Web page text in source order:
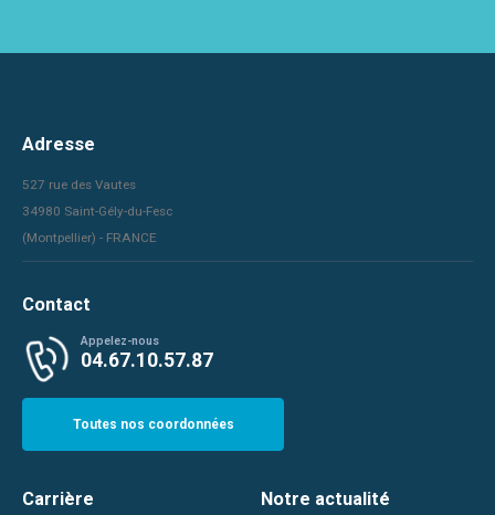
Adresse
527 rue des Vautes
34980 Saint-Gély-du-Fesc
(Montpellier) - FRANCE
Contact
Appelez-nous
04.67.10.57.87
Toutes nos coordonnées
Carrière Notre actualité